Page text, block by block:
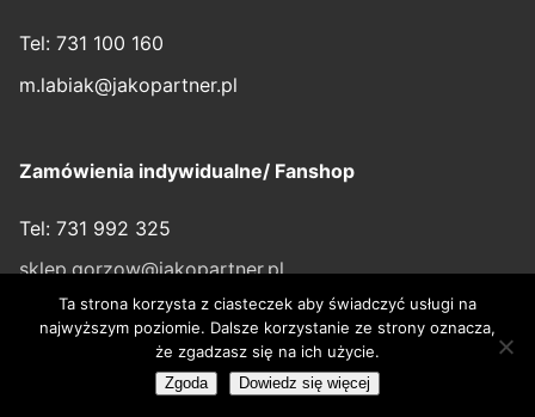
Tel: 731 100 160
m.labiak@jakopartner.pl
Zamówienia indywidualne/ Fanshop
Tel: 731 992 325
sklep.gorzow@jakopartner.pl
Prawa autorskie © 2026 – Wspierany przez
Ta strona korzysta z ciasteczek aby świadczyć usługi na
najwyższym poziomie. Dalsze korzystanie ze strony oznacza,
że zgadzasz się na ich użycie.
Zgoda Dowiedz się więcej